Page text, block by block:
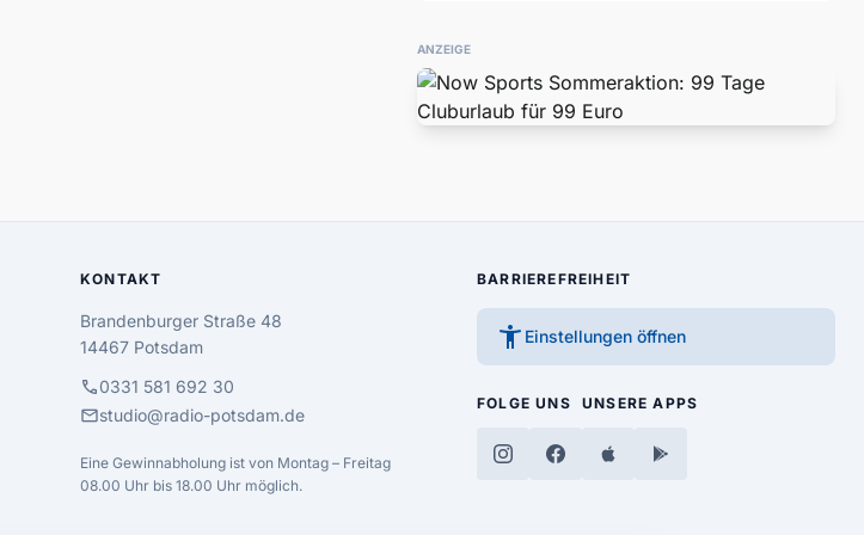
ANZEIGE
KONTAKT
Brandenburger Straße 48
14467 Potsdam
call0331 581 692 30
mailstudio@radio-potsdam.de
Eine Gewinnabholung ist von Montag – Freitag
08.00 Uhr bis 18.00 Uhr möglich.
BARRIEREFREIHEIT
accessibility_new Einstellungen öffnen
FOLGE UNS UNSERE APPS